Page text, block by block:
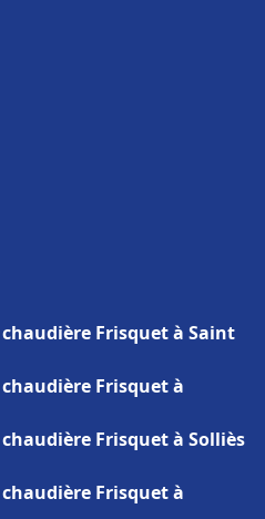
Frisquet à Saint
Frisquet à
Frisquet à Solliès
Frisquet à